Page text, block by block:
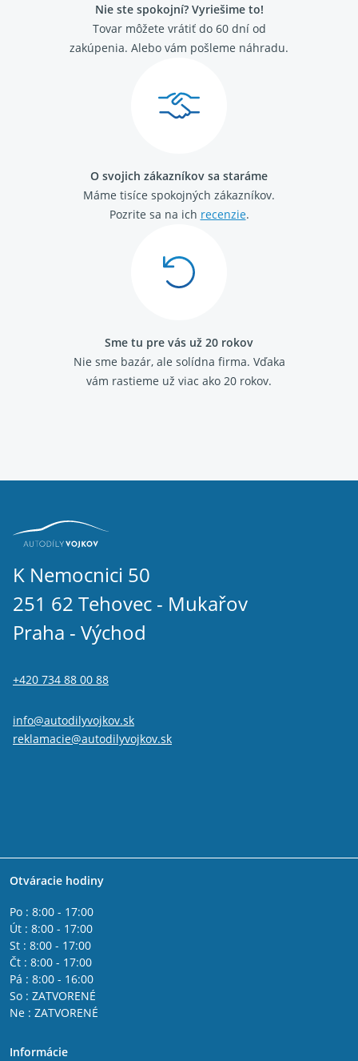
Nie ste spokojní? Vyriešime to!
Tovar môžete vrátiť do 60 dní od
zakúpenia. Alebo vám pošleme náhradu.
O svojich zákazníkov sa staráme
Máme tisíce spokojných zákazníkov.
Pozrite sa na ich recenzie.
Sme tu pre vás už 20 rokov
Nie sme bazár, ale solídna firma. Vďaka
vám rastieme už viac ako 20 rokov.
K Nemocnici 50
251 62 Tehovec - Mukařov
Praha - Východ
+420 734 88 00 88
info@autodilyvojkov.sk
reklamacie@autodilyvojkov.sk
Otváracie hodiny
Po : 8:00 - 17:00
Út : 8:00 - 17:00
St : 8:00 - 17:00
Čt : 8:00 - 17:00
Pá : 8:00 - 16:00
So : ZATVORENÉ
Ne : ZATVORENÉ
Informácie